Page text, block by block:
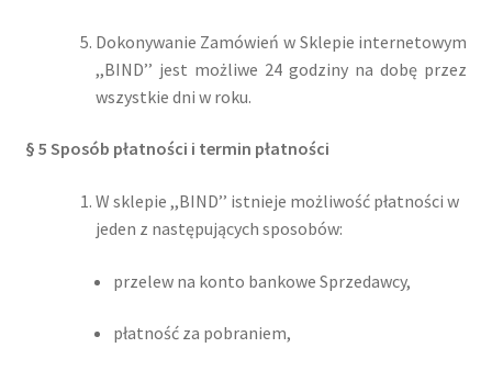
Dokonywanie Zamówień w Sklepie internetowym
,,BIND’’ jest możliwe 24 godziny na dobę przez
wszystkie dni w roku.
§ 5 Sposób płatności i termin płatności
W sklepie ,,BIND’’ istnieje możliwość płatności w
jeden z następujących sposobów:
przelew na konto bankowe Sprzedawcy,
płatność za pobraniem,